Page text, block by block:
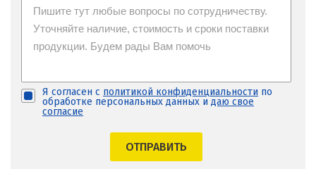
Я согласен с политикой конфиденциальности по
обработке персональных данных и даю свое
согласие
ОТПРАВИТЬ